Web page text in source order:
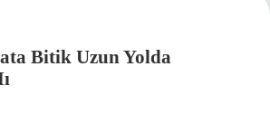
Bitik Uzun Yolda